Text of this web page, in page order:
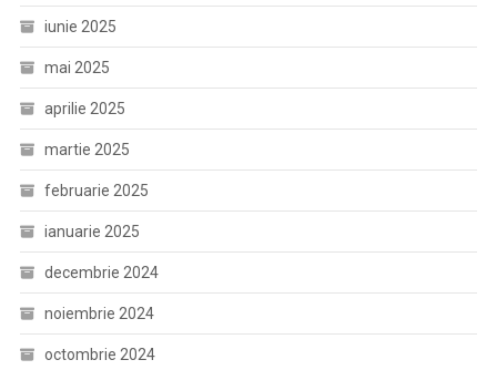
iunie 2025
mai 2025
aprilie 2025
martie 2025
februarie 2025
ianuarie 2025
decembrie 2024
noiembrie 2024
octombrie 2024